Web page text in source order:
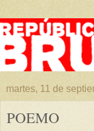
martes, 11 de
POEMO